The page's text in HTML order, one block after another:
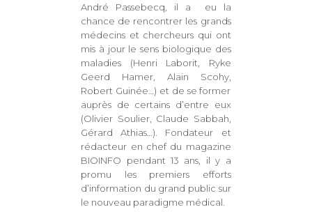
André Passebecq, il a eu la
chance de rencontrer les grands
médecins et chercheurs qui ont
mis à jour le sens biologique des
maladies (Henri Laborit, Ryke
Geerd Hamer, Alain Scohy,
Robert Guinée…) et de se former
auprès de certains d’entre eux
(Olivier Soulier, Claude Sabbah,
Gérard Athias…). Fondateur et
rédacteur en chef du magazine
BIOINFO pendant 13 ans, il y a
promu les premiers efforts
d’information du grand public sur
le nouveau paradigme médical.